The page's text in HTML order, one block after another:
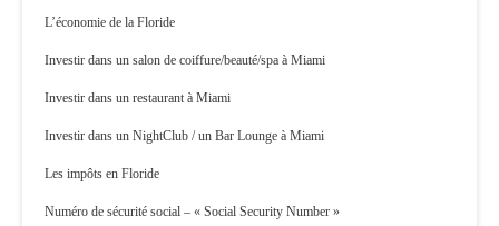
L’économie de la Floride
Investir dans un salon de coiffure/beauté/spa à Miami
Investir dans un restaurant à Miami
Investir dans un NightClub / un Bar Lounge à Miami
Les impôts en Floride
Numéro de sécurité social – « Social Security Number »